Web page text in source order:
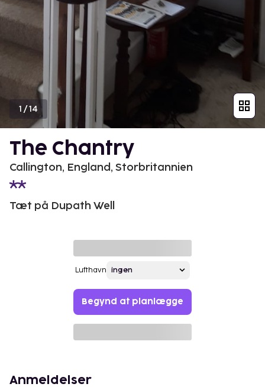
1 /14
The Chantry
Callington, England, Storbritannien
Tæt på Dupath Well
Lufthavn
Begynd at planlægge
Anmeldelser